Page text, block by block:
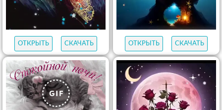
ОТКРЫТЬ СКАЧАТЬ ОТКРЫТЬ СКАЧАТЬ